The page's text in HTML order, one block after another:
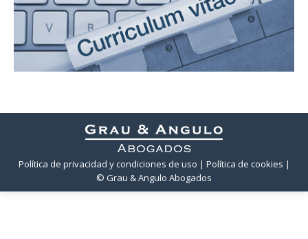
Política de privacidad y condiciones de uso | Política de cookies |
© Grau & Angulo Abogados